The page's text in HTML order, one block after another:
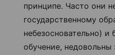
принципе. Часто они
государственному
небезосновательно) и
обучение,